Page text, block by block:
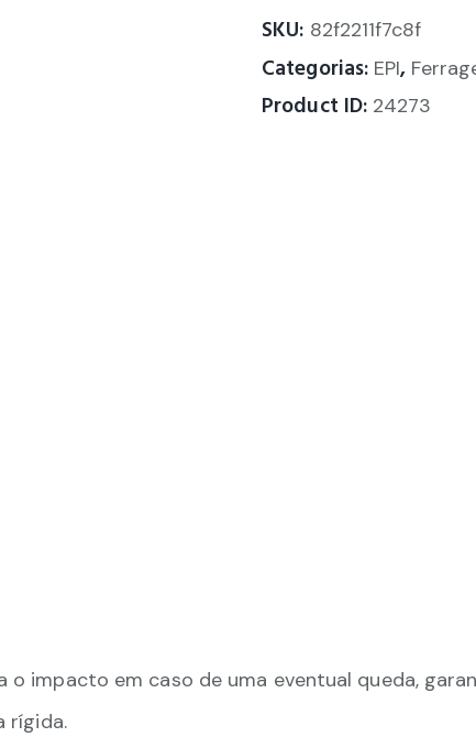
SKU: 82f2211f7c8f
Categorias: EPI,
Product ID: 24273
impacto em caso de uma eventual queda,
rígida.